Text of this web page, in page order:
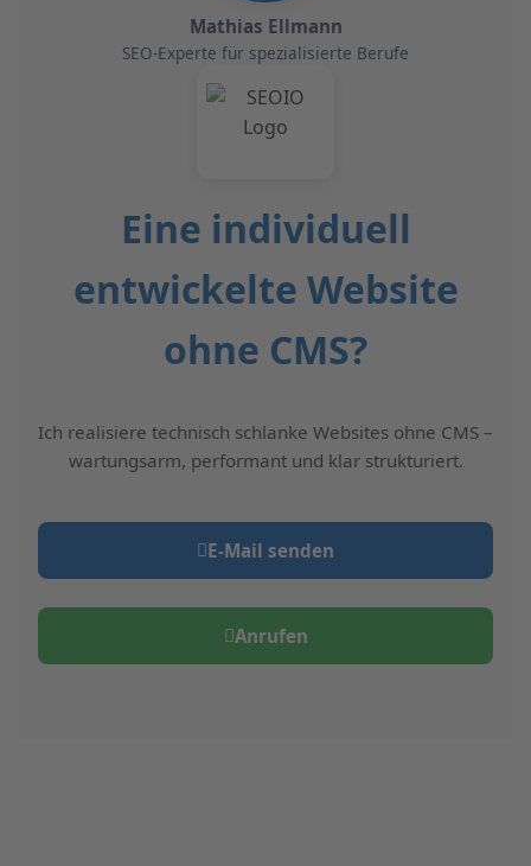
Mathias Ellmann
SEO-Experte für spezialisierte Berufe
Eine individuell
entwickelte Website
ohne CMS?
Ich realisiere technisch schlanke Websites ohne CMS –
wartungsarm, performant und klar strukturiert.
E‑Mail senden
Anrufen